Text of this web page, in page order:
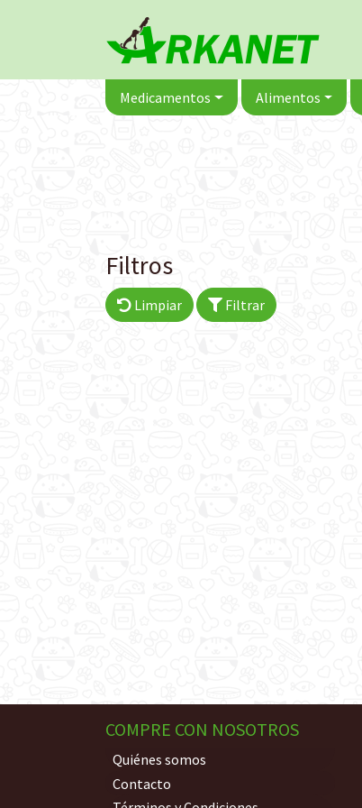
Medicamentos Alimentos
Filtros
Limpiar Filtrar
COMPRE CON NOSOTROS
Quiénes somos
Contacto